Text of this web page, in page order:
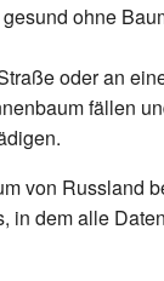
ohne
oder an
fällen
von Russland
in dem alle